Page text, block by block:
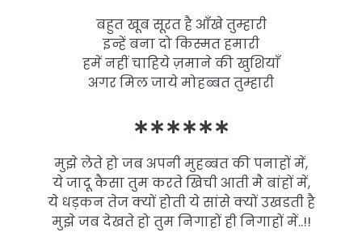
बहुत खूब सूरत है आँखे तुम्हारी
इन्हें बना दो किस्मत हमारी
हमें नहीं चाहिये ज़माने की खुशियाँ
अगर मिल जाये मोहब्बत तुम्हारी
∗∗∗∗∗∗
मुझे लेते हो जब अपनी मुहब्बत की पनाहों में,
ये जादू कैसा तुम करते खिची आती मै बांहों में,
ये धड़कन तेज क्यों होती ये सांसे क्यों उखडती है
मुझे जब देखते हो तुम निगाहों ही निगाहों में..!!